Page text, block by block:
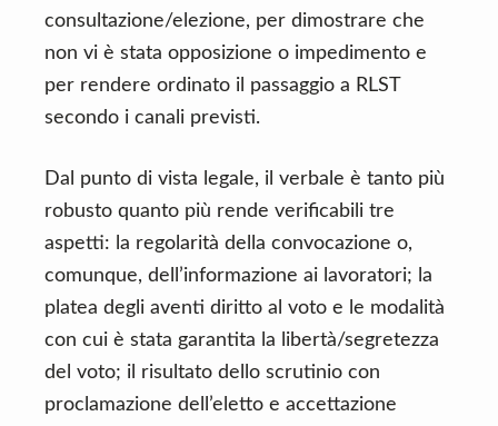
consultazione/elezione, per dimostrare che
non vi è stata opposizione o impedimento e
per rendere ordinato il passaggio a RLST
secondo i canali previsti.
Dal punto di vista legale, il verbale è tanto più
robusto quanto più rende verificabili tre
aspetti: la regolarità della convocazione o,
comunque, dell’informazione ai lavoratori; la
platea degli aventi diritto al voto e le modalità
con cui è stata garantita la libertà/segretezza
del voto; il risultato dello scrutinio con
proclamazione dell’eletto e accettazione